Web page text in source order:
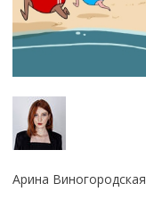
Арина